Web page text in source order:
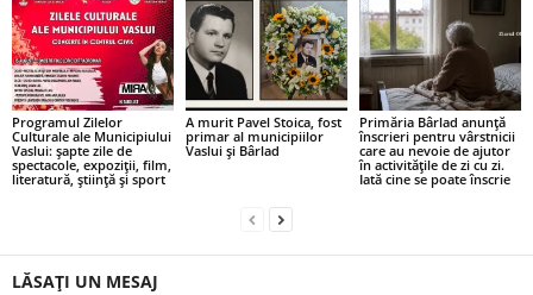
Programul Zilelor
Culturale ale Municipiului
Vaslui: șapte zile de
spectacole, expoziții, film,
literatură, știință și sport
A murit Pavel Stoica, fost
primar al municipiilor
Vaslui și Bârlad
Primăria Bârlad anunță
înscrieri pentru vârstnicii
care au nevoie de ajutor
în activitățile de zi cu zi.
Iată cine se poate înscrie
LĂSAȚI UN MESAJ